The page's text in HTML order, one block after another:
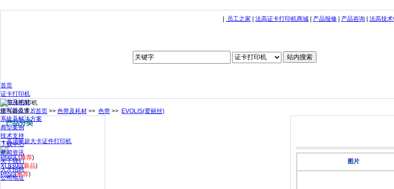
员工之家 法高证卡打印机商城 产品报修 产品咨询 法高技
首页
证卡打印机
色带及耗材
读写器及卡片
系统及解决方案
典型案例
技术支持
下载中心
新闻资讯
关于我们
人才招聘
公司地址
您当前位置：首页 >> 色带及耗材 >> 色带 >> EVOLIS(爱丽丝)
图片
产品分类
＋高清晰超大卡证件打印机
P660L(推荐)
XL8300(新品)
P650(推荐)